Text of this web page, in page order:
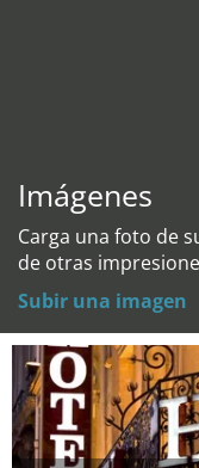
Imágenes
Carga una foto de
de otras
Subir una imagen